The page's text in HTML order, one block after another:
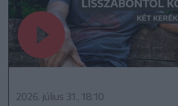
2026. július 31., 18:10